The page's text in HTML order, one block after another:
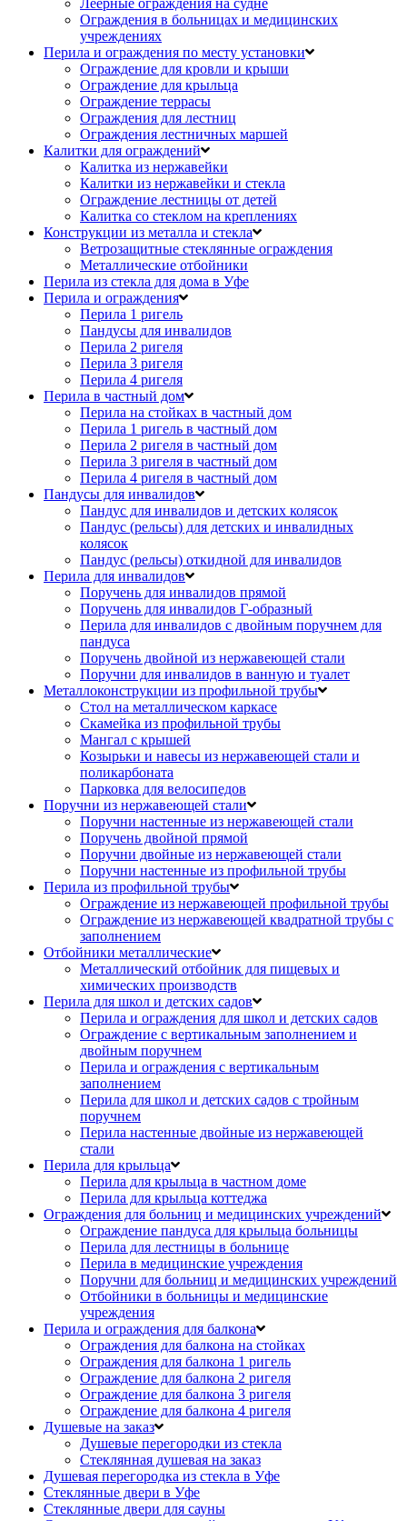
Ограждения в больницах и медицинских
учреждениях
Перила и ограждения по месту установки
Ограждение для кровли и крыши
Ограждение для крыльца
Ограждение террасы
Ограждения для лестниц
Ограждения лестничных маршей
Калитки для ограждений
Калитка из нержавейки
Калитки из нержавейки и стекла
Ограждение лестницы от детей
Калитка со стеклом на креплениях
Конструкции из металла и стекла
Ветрозащитные стеклянные ограждения
Металлические отбойники
Перила из стекла для дома в Уфе
Перила и ограждения
Перила 1 ригель
Пандусы для инвалидов
Перила 2 ригеля
Перила 3 ригеля
Перила 4 ригеля
Перила в частный дом
Перила на стойках в частный дом
Перила 1 ригель в частный дом
Перила 2 ригеля в частный дом
Перила 3 ригеля в частный дом
Перила 4 ригеля в частный дом
Пандусы для инвалидов
Пандус для инвалидов и детских колясок
Пандус (рельсы) для детских и инвалидных
колясок
Пандус (рельсы) откидной для инвалидов
Перила для инвалидов
Поручень для инвалидов прямой
Поручень для инвалидов Г-образный
Перила для инвалидов с двойным поручнем для
пандуса
Поручень двойной из нержавеющей стали
Поручни для инвалидов в ванную и туалет
Металлоконструкции из профильной трубы
Стол на металлическом каркасе
Скамейка из профильной трубы
Мангал с крышей
Козырьки и навесы из нержавеющей стали и
поликарбоната
Парковка для велосипедов
Поручни из нержавеющей стали
Поручни настенные из нержавеющей стали
Поручень двойной прямой
Поручни двойные из нержавеющей стали
Поручни настенные из профильной трубы
Перила из профильной трубы
Ограждение из нержавеющей профильной трубы
Ограждение из нержавеющей квадратной трубы с
заполнением
Отбойники металлические
Металлический отбойник для пищевых и
химических производств
Перила для школ и детских садов
Перила и ограждения для школ и детских садов
Ограждение с вертикальным заполнением и
двойным поручнем
Перила и ограждения с вертикальным
заполнением
Перила для школ и детских садов с тройным
поручнем
Перила настенные двойные из нержавеющей
стали
Перила для крыльца
Перила для крыльца в частном доме
Перила для крыльца коттеджа
Ограждения для больниц и медицинских учреждений
Ограждение пандуса для крыльца больницы
Перила для лестницы в больнице
Перила в медицинские учреждения
Поручни для больниц и медицинских учреждений
Отбойники в больницы и медицинские
учреждения
Перила и ограждения для балкона
Ограждения для балкона на стойках
Ограждения для балкона 1 ригель
Ограждение для балкона 2 ригеля
Ограждение для балкона 3 ригеля
Ограждение для балкона 4 ригеля
Душевые на заказ
Душевые перегородки из стекла
Стеклянная душевая на заказ
Душевая перегородка из стекла в Уфе
Стеклянные двери в Уфе
Стеклянные двери для сауны